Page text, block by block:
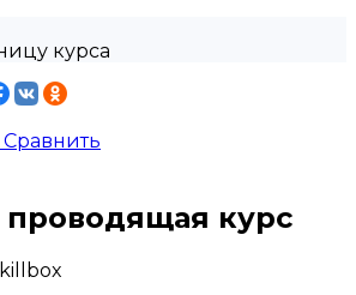
курса
Сравнить
курс